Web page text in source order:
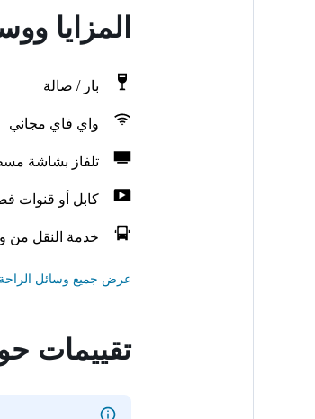
المزايا
بار / صالة
واي فاي مجاني
تلفاز بشاشة
كابل أو قنوات
خدمة النقل من
عرض جميع وسائل الراحة
تقييمات